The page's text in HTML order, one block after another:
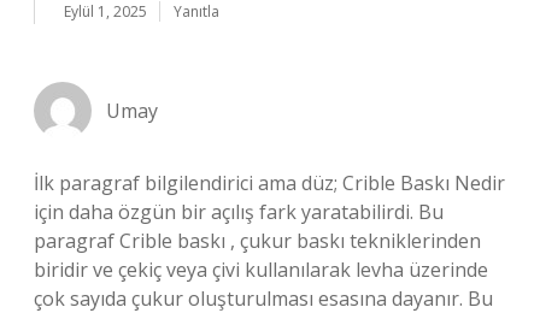
Eylül 1, 2025 Yanıtla
Umay
İlk paragraf bilgilendirici ama düz; Crible Baskı Nedir
için daha özgün bir açılış fark yaratabilirdi. Bu
paragraf Crible baskı , çukur baskı tekniklerinden
biridir ve çekiç veya çivi kullanılarak levha üzerinde
çok sayıda çukur oluşturulması esasına dayanır. Bu